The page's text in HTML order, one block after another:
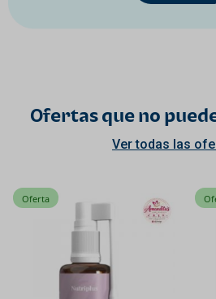
Ofertas que no
Ver todas las
Oferta